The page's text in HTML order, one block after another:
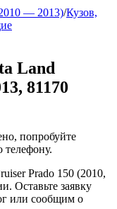
— 2013)/Кузов,
Land
81170
попробуйте
Prado 150 (2010,
Оставьте заявку
или сообщим о